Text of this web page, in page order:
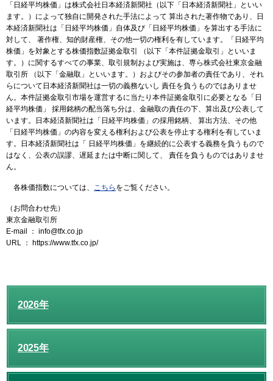
「日経平均株価」は株式会社日本経済新聞社（以下「日本経済新聞社」といい
ます。）によって独自に開発された手法によって 算出された著作物であり、日
本経済新聞社は「日経平均株価」自体及び「日経平均株価」を算出する手法に
対して、 著作権、知的財産権、その他一切の権利を有しています。「日経平均
株価」を対象とする株価指数証拠金取引 （以下「本件証拠金取引」といいま
す。）に関するすべての事業、取引規制および実施は、専ら株式会社東京金融
取引所 （以下「金融取」といいます。）およびその参加者の責任であり、それ
らについて日本経済新聞社は一切の義務ないし 責任を負うものではありませ
ん。本件証拠金取引市場を運営するに当たり本件証拠金取引に必要となる「日
経平均株価」 採用銘柄の配当落ち分は、金融取の責任の下、算出及び公表して
います。日本経済新聞社は「日経平均株価」の採用銘柄、 算出方法、その他
「日経平均株価」の内容を変える権利および公表を停止する権利を有していま
す。日本経済新聞社は「 日経平均株価」を継続的に公表する義務を負うもので
はなく、公表の誤謬、遅延または中断に関して、 責任を負うものではありませ
ん。
各株価指数については、 こちら をご覧ください。
（お問合わせ先）
東京金融取引所
E-mail ： info@tfx.co.jp
URL ： https://www.tfx.co.jp/
2026年
2025年